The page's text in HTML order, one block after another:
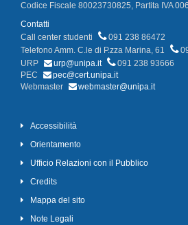
Codice Fiscale 80023730825, Partita IVA
Contatti
Call center studenti
091 238 86472
Telefono Amm. C.le di P.zza Marina, 61
URP
urp@unipa.it
091 238 93666
PEC
pec@cert.unipa.it
Webmaster
webmaster@unipa.it
Accessibilità
Orientamento
Ufficio Relazioni con il Pubblico
Credits
Mappa del sito
Note Legali